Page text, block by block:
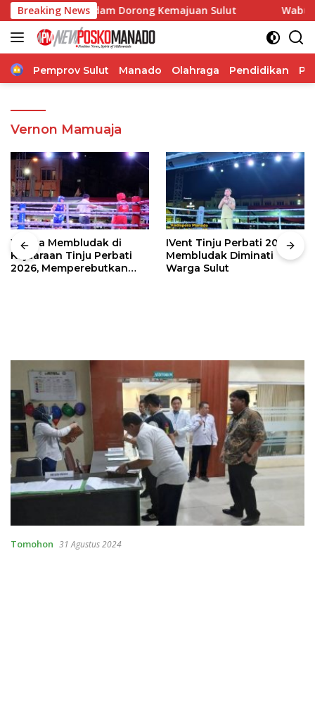
Langsung
ke
konten
Breaking News
Pangdam Dorong Kemajuan Sulut Wabup
Home
Pemprov Sulut Manado Olahraga Pendidikan
Vernon Mamuaja
Warga Membludak di
Kejuaraan Tinju Perbati
2026, Memperebutkan
IVent Tinju Perbati 2026
Membludak Diminati
Warga Sulut
Tomohon 31 Agustus 2024